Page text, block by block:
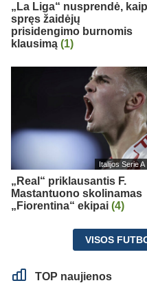
„La Liga“ nusprendė, kaip
spręs žaidėjų
prisidengimo burnomis
klausimą (1)
Italijos Serie A
„Real“ priklausantis F.
Mastantuono skolinamas
„Fiorentina“ ekipai (4)
VISOS
TOP naujienos